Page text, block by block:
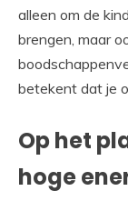
alleen om de
brengen, maar
betekent dat je
Op het
hoge